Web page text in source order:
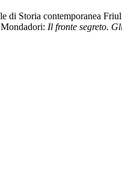
di Storia contemporanea
Il fronte segreto.